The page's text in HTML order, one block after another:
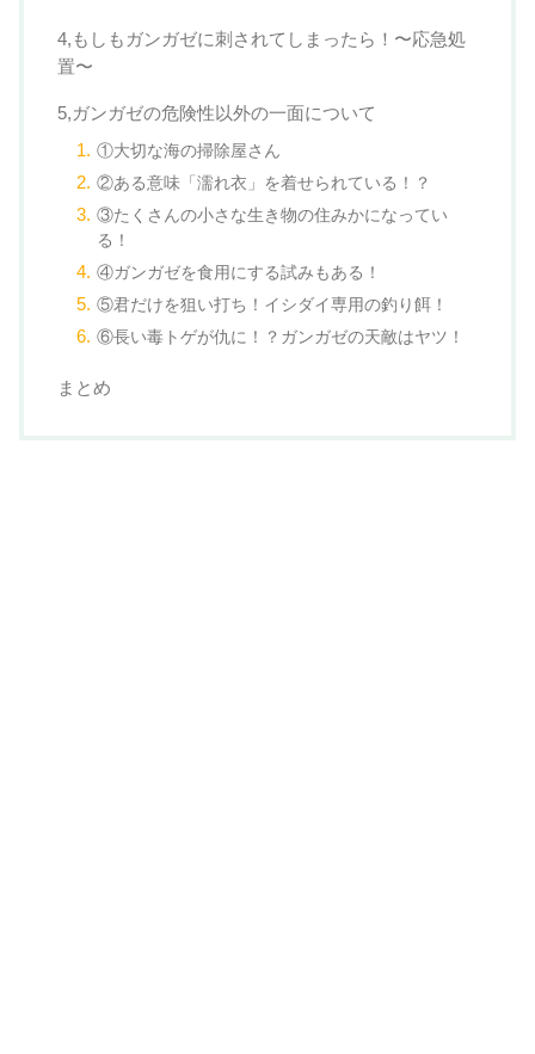
4,もしもガンガゼに刺されてしまったら！〜応急処
置〜
5,ガンガゼの危険性以外の一面について
①大切な海の掃除屋さん
②ある意味「濡れ衣」を着せられている！？
③たくさんの小さな生き物の住みかになってい
る！
④ガンガゼを食用にする試みもある！
⑤君だけを狙い打ち！イシダイ専用の釣り餌！
⑥長い毒トゲが仇に！？ガンガゼの天敵はヤツ！
まとめ